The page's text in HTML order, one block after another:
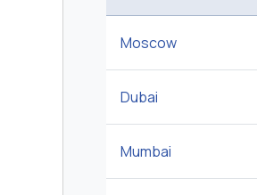
Moscow
Dubai
Mumbai